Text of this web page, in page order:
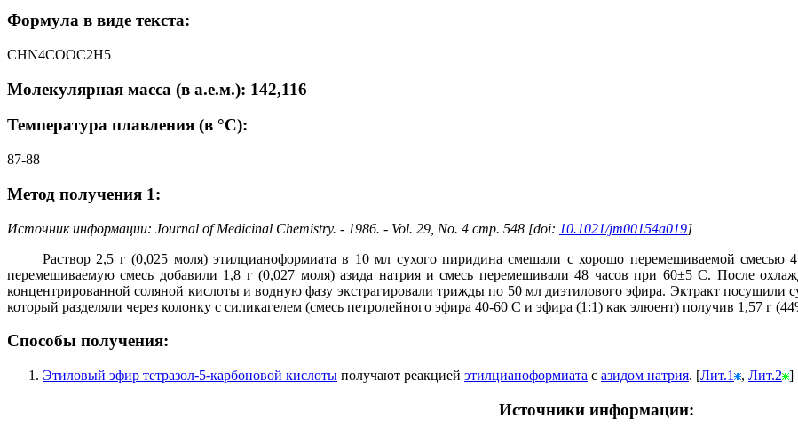
Формула в виде текста:
CHN4COOC2H5
Молекулярная масса (в а.е.м.): 142,116
Температура плавления (в °C):
87-88
Метод получения 1:
Источник информации: Journal of Medicinal Chemistry. - 1986. - Vol. 29, No. 4 стр. 548 [doi: 10.1021/jm00154a019]
Раствор 2,5 г (0,025 моля) этилцианоформиата в 10 мл сухого пиридина смешали с хорошо перемешиваемой
перемешиваемую смесь добавили 1,8 г (0,027 моля) азида натрия и смесь перемешивали 48 часов при 60±5 С. После
концентрированной соляной кислоты и водную фазу экстрагировали трижды по 50 мл диэтилового эфира. Эктракт посушили
который разделяли через колонку с силикагелем (смесь петролейного эфира 40-60 С и эфира (1:1) как элюент) получив 1,57 г
Способы получения:
Этиловый эфир тетразол-5-карбоновой кислоты получают реакцией этилцианоформиата с азидом натрия. [Лит.1 , Лит.2 ]
Источники информации: